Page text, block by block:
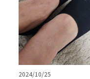
2024/10/25